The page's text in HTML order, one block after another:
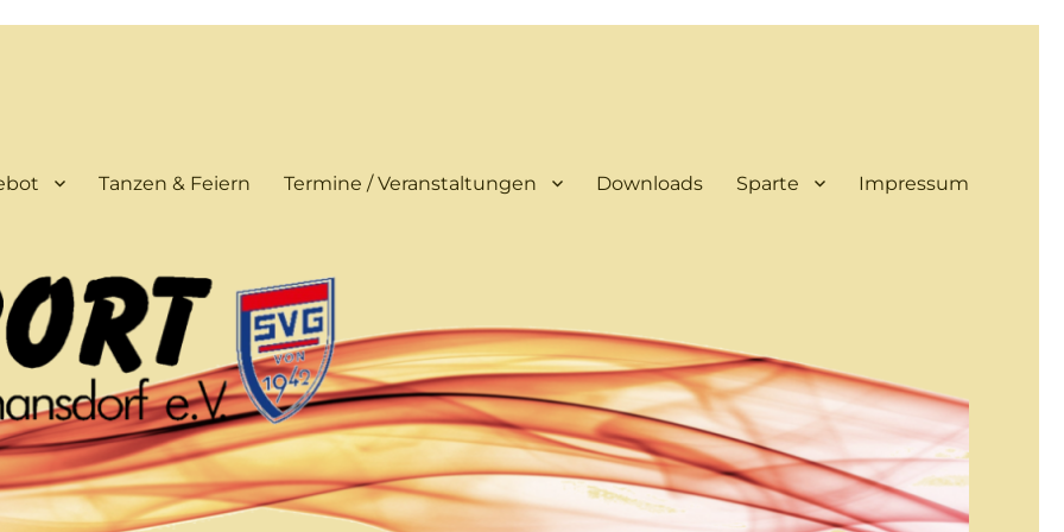
Tanzen & Feiern Termine / Veranstaltungen Downloads Sparte Impressum